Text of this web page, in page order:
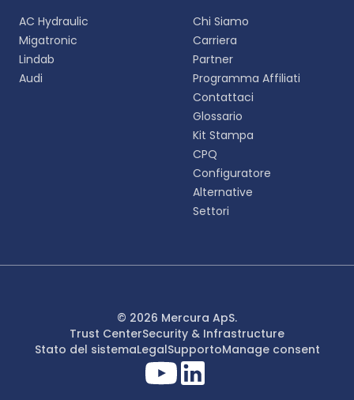
un'esperienza più personalizzata.
Svenska
Français
AC Hydraulic
Migatronic
Lindab
Audi
Chi Siamo
Carriera
Partner
Programma Affiliati
Contattaci
Glossario
Kit Stampa
CPQ
Configuratore
Alternative
Settori
© 2026 Mercura ApS.
Trust CenterSecurity & Infrastructure
Stato del sistemaLegalSupportoManage consent